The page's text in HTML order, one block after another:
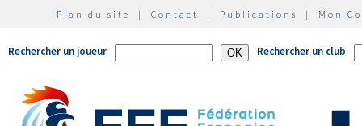
Plan du site | Contact | Publications | Mon
Rechercher un joueur Rechercher un club